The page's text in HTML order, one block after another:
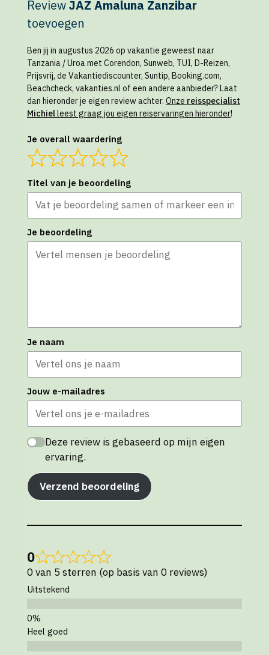
ReviewJAZ Amaluna Zanzibar
toevoegen
Ben jij in augustus 2026 op vakantie geweest naar
Tanzania / Uroa met Corendon, Sunweb, TUI, D-Reizen,
Prijsvrij, de Vakantiediscounter, Suntip, Booking.com,
Beachcheck, vakanties.nl of een andere aanbieder? Laat
dan hieronder je eigen review achter. Onze reisspecialist
Michielleest graag jou eigen reiservaringen hieronder!
Je overall waardering
Titel van je beoordeling
Je beoordeling
Je naam
Jouw e-mailadres
Deze review is gebaseerd op mijn eigen
ervaring.
Verzend beoordeling
0
0 van 5 sterren (op basis van 0 reviews)
Uitstekend
Heel goed